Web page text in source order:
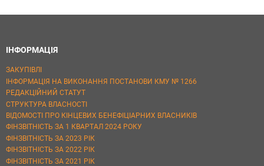
ІНФОРМАЦІЯ
ЗАКУПІВЛІ
ІНФОРМАЦІЯ НА ВИКОНАННЯ ПОСТАНОВИ КМУ № 1266
РЕДАКЦІЙНИЙ СТАТУТ
СТРУКТУРА ВЛАСНОСТІ
ВІДОМОСТІ ПРО КІНЦЕВИХ БЕНЕФІЦІАРНИХ ВЛАСНИКІВ
ФІНЗВІТНІСТЬ ЗА 1 КВАРТАЛ 2024 РОКУ
ФІНЗВІТНІСТЬ ЗА 2023 РІК
ФІНЗВІТНІСТЬ ЗА 2022 РІК
ФІНЗВІТНІСТЬ ЗА 2021 РІК